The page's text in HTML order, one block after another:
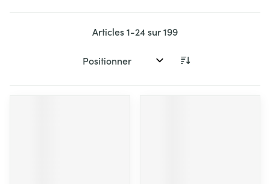
Articles1-24sur199
Trier par: